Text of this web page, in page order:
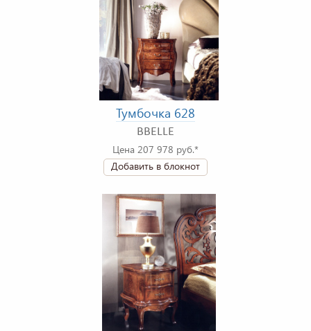
Тумбочка 628
BBELLE
Цена 207 978 руб.*
Добавить в блокнот